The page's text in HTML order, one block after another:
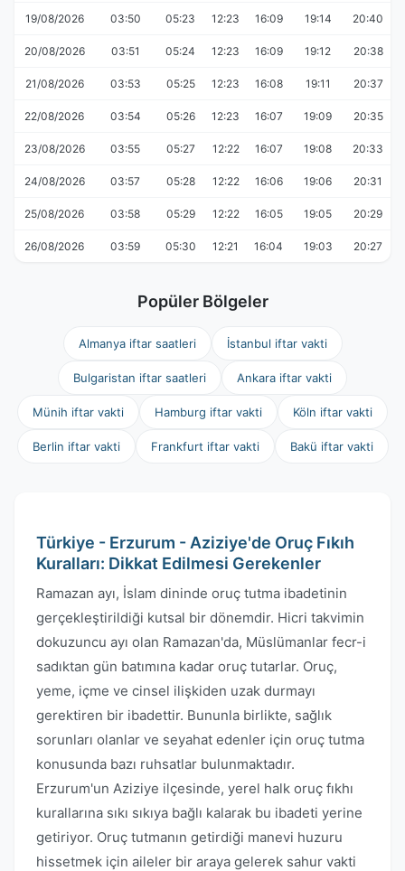
19/08/2026 03:50 05:23 12:23 16:09 19:14 20:40
20/08/2026 03:51 05:24 12:23 16:09 19:12 20:38
21/08/2026 03:53 05:25 12:23 16:08 19:11 20:37
22/08/2026 03:54 05:26 12:23 16:07 19:09 20:35
23/08/2026 03:55 05:27 12:22 16:07 19:08 20:33
24/08/2026 03:57 05:28 12:22 16:06 19:06 20:31
25/08/2026 03:58 05:29 12:22 16:05 19:05 20:29
26/08/2026 03:59 05:30 12:21 16:04 19:03 20:27
Popüler Bölgeler
Almanya iftar saatleri İstanbul iftar vakti
Bulgaristan iftar saatleri Ankara iftar vakti
Münih iftar vakti Hamburg iftar vakti Köln iftar vakti
Berlin iftar vakti Frankfurt iftar vakti Bakü iftar vakti
Türkiye - Erzurum - Aziziye'de Oruç Fıkıh
Kuralları: Dikkat Edilmesi Gerekenler
Ramazan ayı, İslam dininde oruç tutma ibadetinin
gerçekleştirildiği kutsal bir dönemdir. Hicri takvimin
dokuzuncu ayı olan Ramazan'da, Müslümanlar fecr-i
sadıktan gün batımına kadar oruç tutarlar. Oruç,
yeme, içme ve cinsel ilişkiden uzak durmayı
gerektiren bir ibadettir. Bununla birlikte, sağlık
sorunları olanlar ve seyahat edenler için oruç tutma
konusunda bazı ruhsatlar bulunmaktadır.
Erzurum'un Aziziye ilçesinde, yerel halk oruç fıkhı
kurallarına sıkı sıkıya bağlı kalarak bu ibadeti yerine
getiriyor. Oruç tutmanın getirdiği manevi huzuru
hissetmek için aileler bir araya gelerek sahur vakti